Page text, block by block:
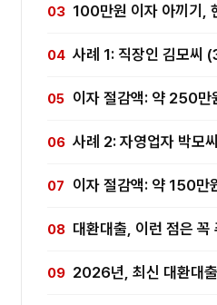
100만원 이자 아끼기,
사례 1: 직장인 김모씨
이자 절감액: 약 250만
사례 2: 자영업자 박모
이자 절감액: 약 150만
대환대출, 이런 점은 꼭
2026년, 최신 대환대